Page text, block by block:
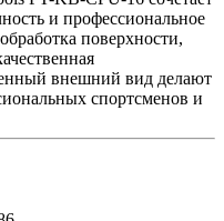
и профессиональное
поверхности,
внешний вид делают
спортсменов и